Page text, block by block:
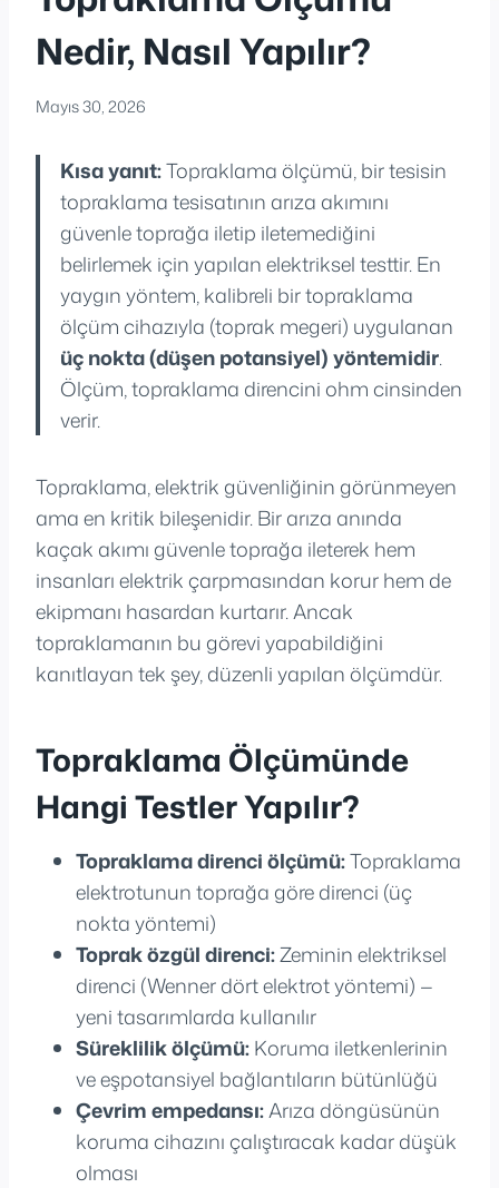
Nedir, Nasıl Yapılır?
Mayıs 30, 2026
Kısa yanıt:Topraklama ölçümü, bir tesisin
topraklama tesisatının arıza akımını
güvenle toprağa iletip iletemediğini
belirlemek için yapılan elektriksel testtir. En
yaygın yöntem, kalibreli bir topraklama
ölçüm cihazıyla (toprak megeri) uygulanan
üç nokta (düşen potansiyel) yöntemidir.
Ölçüm, topraklama direncini ohm cinsinden
verir.
Topraklama, elektrik güvenliğinin görünmeyen
ama en kritik bileşenidir. Bir arıza anında
kaçak akımı güvenle toprağa ileterek hem
insanları elektrik çarpmasından korur hem de
ekipmanı hasardan kurtarır. Ancak
topraklamanın bu görevi yapabildiğini
kanıtlayan tek şey, düzenli yapılan ölçümdür.
Topraklama Ölçümünde
Hangi Testler Yapılır?
Topraklama direnci ölçümü:Topraklama
elektrotunun toprağa göre direnci (üç
nokta yöntemi)
Toprak özgül direnci:Zeminin elektriksel
direnci (Wenner dört elektrot yöntemi) —
yeni tasarımlarda kullanılır
Süreklilik ölçümü:Koruma iletkenlerinin
ve eşpotansiyel bağlantıların bütünlüğü
Çevrim empedansı:Arıza döngüsünün
koruma cihazını çalıştıracak kadar düşük
olması